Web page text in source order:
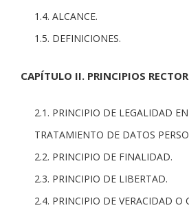
1.4. ALCANCE.
1.5. DEFINICIONES.
CAPÍTULO II. PRINCIPIOS
2.1. PRINCIPIO DE LEGALIDAD
TRATAMIENTO DE DATOS
2.2. PRINCIPIO DE FINALIDAD.
2.3. PRINCIPIO DE LIBERTAD.
2.4. PRINCIPIO DE VERACIDAD O